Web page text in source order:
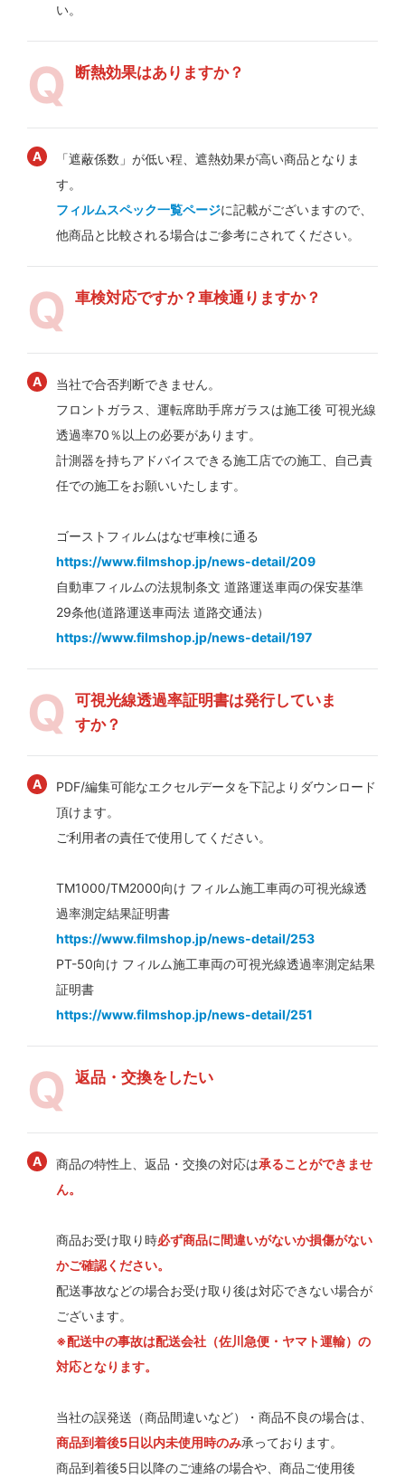
い。
断熱効果はありますか？
「遮蔽係数」が低い程、遮熱効果が高い商品となりま
す。
フィルムスペック一覧ページに記載がございますので、
他商品と比較される場合はご参考にされてください。
車検対応ですか？車検通りますか？
当社で合否判断できません。
フロントガラス、運転席助手席ガラスは施工後 可視光線
透過率70％以上の必要があります。
計測器を持ちアドバイスできる施工店での施工、自己責
任での施工をお願いいたします。
ゴーストフィルムはなぜ車検に通る
https://www.filmshop.jp/news-detail/209
自動車フィルムの法規制条文 道路運送車両の保安基準
29条他(道路運送車両法 道路交通法）
https://www.filmshop.jp/news-detail/197
可視光線透過率証明書は発行していま
すか？
PDF/編集可能なエクセルデータを下記よりダウンロード
頂けます。
ご利用者の責任で使用してください。
TM1000/TM2000向け フィルム施工車両の可視光線透
過率測定結果証明書
https://www.filmshop.jp/news-detail/253
PT-50向け フィルム施工車両の可視光線透過率測定結果
証明書
https://www.filmshop.jp/news-detail/251
返品・交換をしたい
商品の特性上、返品・交換の対応は承ることができませ
ん。
商品お受け取り時必ず商品に間違いがないか損傷がない
かご確認ください。
配送事故などの場合お受け取り後は対応できない場合が
ございます。
※配送中の事故は配送会社（佐川急便・ヤマト運輸）の
対応となります。
当社の誤発送（商品間違いなど）・商品不良の場合は、
商品到着後5日以内未使用時のみ承っております。
商品到着後5日以降のご連絡の場合や、商品ご使用後